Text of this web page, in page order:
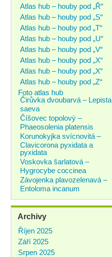
Atlas hub – houby pod „Ř“
Atlas hub – houby pod „S“
Atlas hub – houby pod „T“
Atlas hub – houby pod „U“
Atlas hub – houby pod „V“
Atlas hub – houby pod „X“
Atlas hub – houby pod „X“
Atlas hub – houby pod „Z“
Foto atlas hub
Čirůvka dvoubarvá – Lepista
saeva
Číšovec topolový –
Phaeosolenia platensis
Korunokyjka svícnovitá –
Clavicorona pyxidata a
pyxidata
Voskovka šarlatová –
Hygrocybe coccinea
Závojenka plavozelenavá –
Entoloma incanum
Archivy
Říjen 2025
Září 2025
Srpen 2025